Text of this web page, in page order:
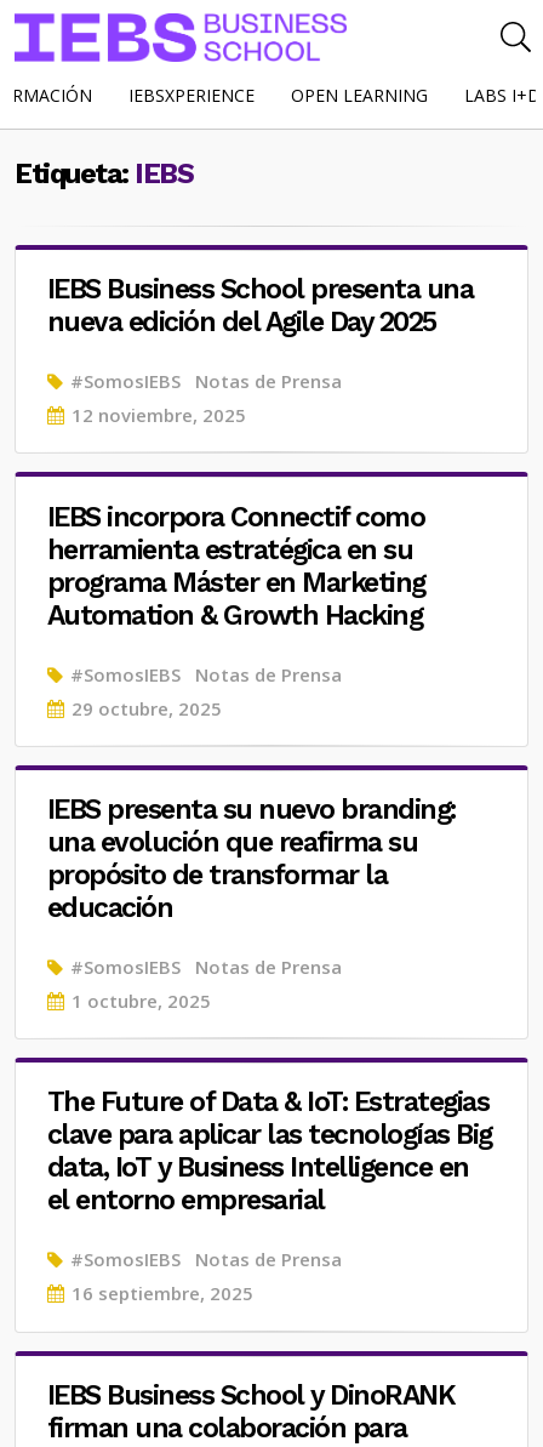
IEBSXPERIENCE OPEN LEARNING LABS
Etiqueta: IEBS
IEBS Business School presenta una
nueva edición del Agile Day 2025
#SomosIEBS Notas de Prensa
Posted
12 noviembre, 2025
IEBS incorpora Connectif como
herramienta estratégica en su
programa Máster en Marketing
Automation & Growth Hacking
#SomosIEBS Notas de Prensa
Posted
29 octubre, 2025
IEBS presenta su nuevo branding:
una evolución que reafirma su
propósito de transformar la
educación
#SomosIEBS Notas de Prensa
Posted
1 octubre, 2025
The Future of Data & IoT: Estrategias
clave para aplicar las tecnologías Big
data, IoT y Business Intelligence en
el entorno empresarial
#SomosIEBS Notas de Prensa
Posted
16 septiembre, 2025
IEBS Business School y DinoRANK
firman una colaboración para